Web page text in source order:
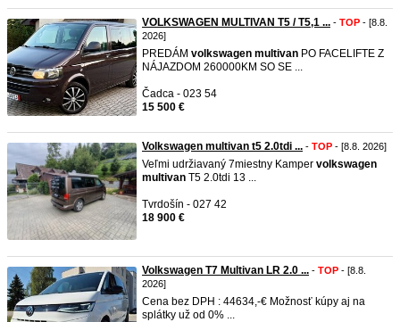
VOLKSWAGEN MULTIVAN T5 / T5,1 ... - TOP - [8.8.
2026]
PREDÁM volkswagen multivan PO FACELIFTE Z
NÁJAZDOM 260000KM SO SE ...
Čadca - 023 54
15 500 €
Volkswagen multivan t5 2.0tdi ... - TOP - [8.8. 2026]
Veľmi udržiavaný 7miestny Kamper volkswagen
multivan T5 2.0tdi 13 ...
Tvrdošín - 027 42
18 900 €
Volkswagen T7 Multivan LR 2.0 ... - TOP - [8.8.
2026]
Cena bez DPH : 44634,-€ Možnosť kúpy aj na
splátky už od 0% ...